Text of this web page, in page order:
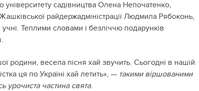
університету садівництва Олена Непочатенко,
райдержадміністрації Людмила Рябоконь,
Теплими словами і безліччю подарунків
родини, весела пісня хай звучить. Сьогодні в нашій
ця по Україні хай летить», — такими віршованими
урочиста частина свята.